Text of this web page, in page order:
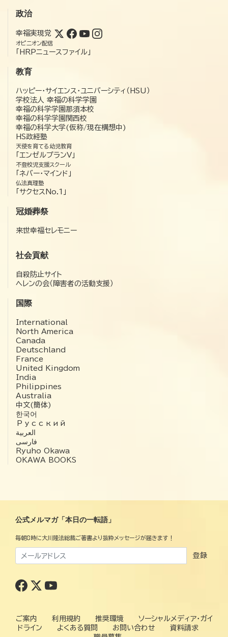
政治
幸福実現党
オピニオン配信
「HRPニュースファイル」
教育
ハッピー・サイエンス・ユニバーシティ（HSU）
学校法人 幸福の科学学園
幸福の科学学園那須本校
幸福の科学学園関西校
幸福の科学大学(仮称/現在構想中)
HS政経塾
天使を育てる幼児教育
「エンゼルプランV」
不登校児支援スクール
「ネバー・マインド」
仏法真理塾
「サクセスNo.1」
冠婚葬祭
来世幸福セレモニー
社会貢献
自殺防止サイト
ヘレンの会（障害者の活動支援）
国際
International
North America
Canada
Deutschland
France
United Kingdom
India
Philippines
Australia
中文(簡体)
한국어
Русский
العربية‏
فارسی
Ryuho Okawa
OKAWA BOOKS
公式メルマガ「本日の一転語」
毎朝8時に大川隆法総裁ご著書より抜粋メッセージが届きます！
登録
ご案内 利用規約 推奨環境
ソーシャルメディア・ガイ
ドライン
よくある質問 お問い合わせ
資料請求